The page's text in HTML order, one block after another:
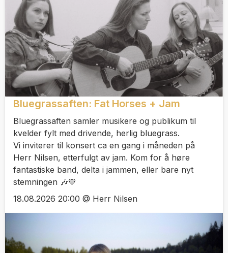
Bluegrassaften: Fat Horses + Jam
Bluegrassaften samler musikere og publikum til
kvelder fylt med drivende, herlig bluegrass.
Vi inviterer til konsert ca en gang i måneden på
Herr Nilsen, etterfulgt av jam. Kom for å høre
fantastiske band, delta i jammen, eller bare nyt
stemningen 🎶💙
18.08.2026 20:00 @ Herr Nilsen